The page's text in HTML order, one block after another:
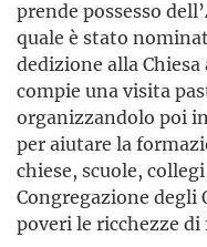
prende possesso
quale è stato
dedizione alla
compie una visita
organizzandolo poi
per aiutare la
chiese, scuole,
Congregazione degli
poveri le ricchezze